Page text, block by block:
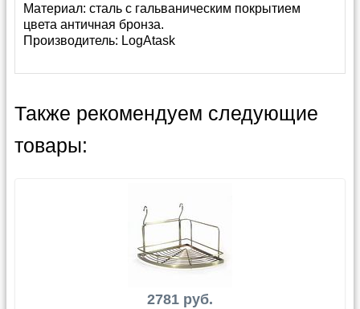
Материал: сталь с гальваническим покрытием
цвета античная бронза.
Производитель: LogAtask
Также рекомендуем следующие
товары:
2781 руб.